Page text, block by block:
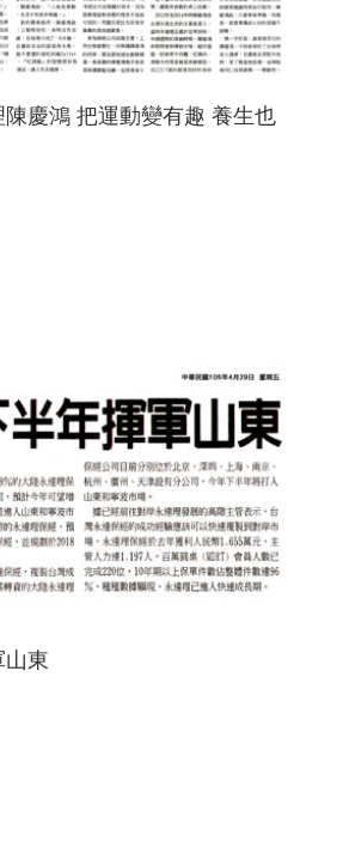
慶鴻 把運動變有趣 養生也
山東